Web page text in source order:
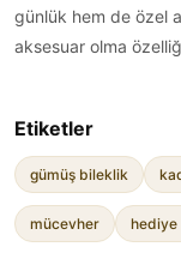
günlük hem de özel
aksesuar olma
Etiketler
gümüş bileklik
mücevher